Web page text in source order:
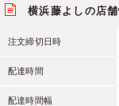
横浜藤よしの店
注文締切日時
配達時間
配達時間幅